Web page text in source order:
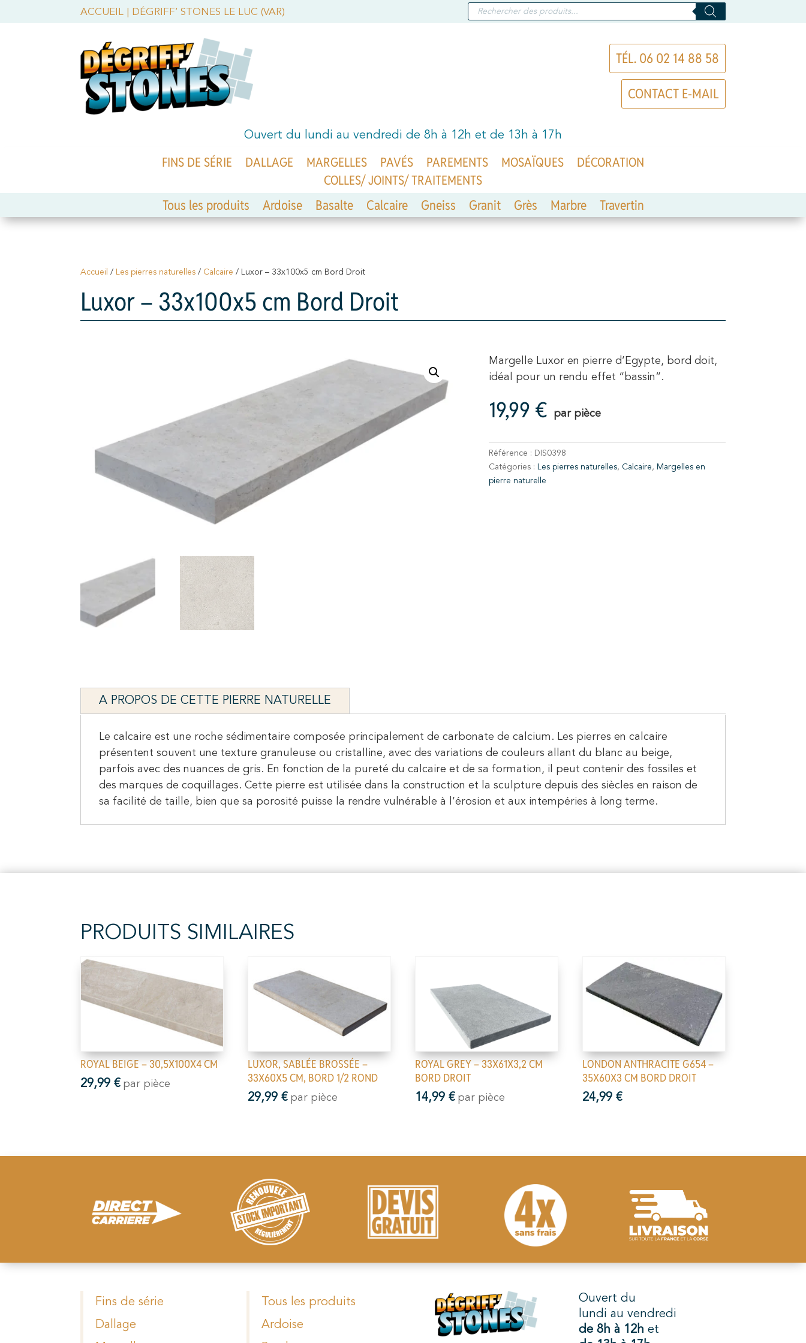
ACCUEIL DÉGRIFF’ STONES LE LUC (VAR)
RECHERCHE
DE
TÉL. 06 02 14 88 58
CONTACT E-MAIL
Ouvert du lundi au vendredi de 8h à 12h et de 13h à 17h
FINS DE SÉRIE DALLAGE MARGELLES PAVÉS PAREMENTS MOSAÏQUES
DÉCORATION
COLLES/ JOINTS/ TRAITEMENTS
Tous les produits Ardoise Basalte Calcaire Gneiss Granit Grès Marbre Travertin
Accueil / Les pierres naturelles / Calcaire / Luxor – 33x100x5 cm Bord Droit
Luxor – 33x100x5 cm Bord Droit
Margelle Luxor en pierre d’Egypte, bord doit,
idéal pour un rendu effet “bassin”.
19,99 € par pièce
Référence : DIS0398
Catégories :
Les pierres naturelles, Calcaire , Margelles en
pierre naturelle
A PROPOS DE CETTE PIERRE NATURELLE
Le calcaire est une roche sédimentaire composée principalement de carbonate de calcium. Les pierres en calcaire
présentent souvent une texture granuleuse ou cristalline, avec des variations de couleurs allant du blanc au beige,
parfois avec des nuances de gris. En fonction de la pureté du calcaire et de sa formation, il peut contenir des fossiles et
des marques de coquillages. Cette pierre est utilisée dans la construction et la sculpture depuis des siècles en raison de
sa facilité de taille, bien que sa porosité puisse la rendre vulnérable à l’érosion et aux intempéries à long terme.
PRODUITS SIMILAIRES
ROYAL BEIGE – 30,5X100X4 CM
29,99€ par pièce
LUXOR, SABLÉE BROSSÉE –
33X60X5 CM, BORD 1/2 ROND
29,99€ par pièce
ROYAL GREY – 33X61X3,2 CM
BORD DROIT
14,99€ par pièce
LONDON ANTHRACITE G654 –
35X60X3 CM BORD DROIT
24,99€
Fins de série
Dallage
Tous les produits
Ardoise
Ouvert du
lundi au vendredi
de 8h à 12h et